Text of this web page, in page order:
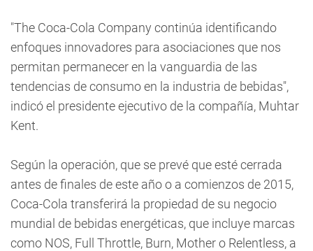
"The Coca-Cola Company continúa identificando
enfoques innovadores para asociaciones que nos
permitan permanecer en la vanguardia de las
tendencias de consumo en la industria de bebidas",
indicó el presidente ejecutivo de la compañía, Muhtar
Kent.
Según la operación, que se prevé que esté cerrada
antes de finales de este año o a comienzos de 2015,
Coca-Cola transferirá la propiedad de su negocio
mundial de bebidas energéticas, que incluye marcas
como NOS, Full Throttle, Burn, Mother o Relentless, a